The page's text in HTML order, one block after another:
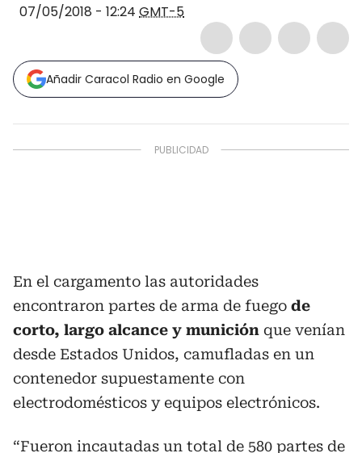
07/05/2018 - 12:24 GMT-5
Añadir Caracol Radio en Google
En el cargamento las autoridades
encontraron partes de arma de fuego de
corto, largo alcance y munición que venían
desde Estados Unidos, camufladas en un
contenedor supuestamente con
electrodomésticos y equipos electrónicos.
“Fueron incautadas un total de 580 partes de